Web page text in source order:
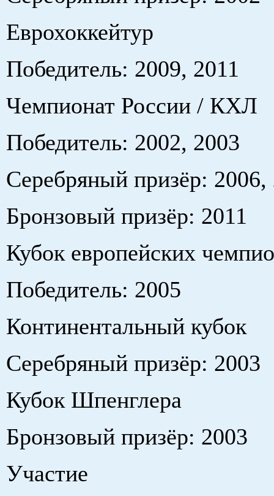
Еврохоккейтур
Победитель: 2009, 2011
Чемпионат России / КХЛ
Победитель: 2002, 2003
Серебряный призёр: 2006,
Бронзовый призёр: 2011
Кубок европейских
Победитель: 2005
Континентальный кубок
Серебряный призёр: 2003
Кубок Шпенглера
Бронзовый призёр: 2003
Участие